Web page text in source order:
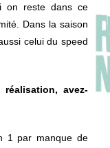
on reste dans ce
Dans la saison
celui du speed
avez-
1 par manque de